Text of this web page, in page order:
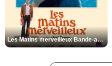
Les Matins merveilleux Bande-annonce VF